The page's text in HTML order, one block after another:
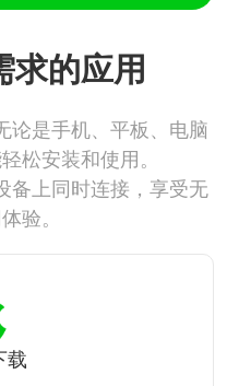
求的应用
论是手机、平板、电脑
松安装和使用。
备上同时连接，享受无
验。
载